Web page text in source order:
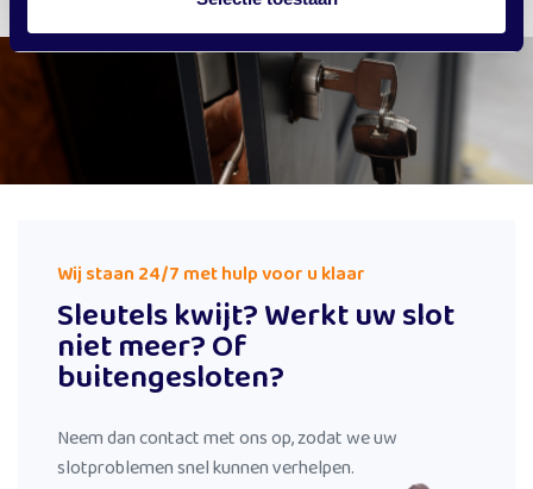
Wij staan 24/7 met hulp voor u klaar
Sleutels kwijt? Werkt uw slot
niet meer? Of
buitengesloten?
Neem dan contact met ons op, zodat we uw
slotproblemen snel kunnen verhelpen.